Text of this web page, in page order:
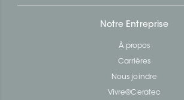
Notre Entreprise
À propos
Carrières
Nous joindre
Vivre@Ceratec